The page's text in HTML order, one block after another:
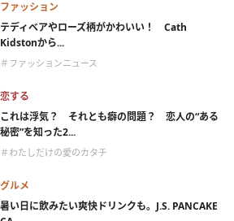
ファッション
テディベアやローズ柄がかわいい！ Cath
Kidstonから...
＃ファッションニュース
恋する
これは浮気？ それとも癖の問題？ 恋人の“ある
秘密”を知った2...
＃わたしだけの愛のカタチ
グルメ
暑い日に飲みたい爽快ドリンクも。J.S. PANCAKE